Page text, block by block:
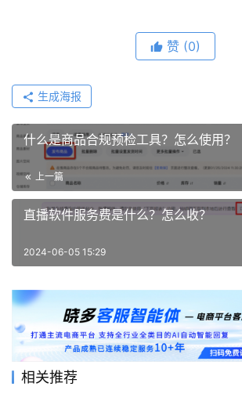
赞 (0)
生成海报
什么是商品合规预检工具？怎么使用？
上一篇
直播软件服务费是什么？怎么收？
2024-06-05 15:29
相关推荐